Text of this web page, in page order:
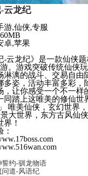
云龙纪
游,仙侠,专服
卓,苹果
-云龙纪》是一款仙侠
。游戏突破传统仙侠
淋漓的战斗、交易自由
多姿，活动丰富多彩，
，让你感受一个不一样
同踏上这唯美的修仙世
唯美仙侠，玄幻世界
景大世界，东方古风仙
！
誓约-驯龙物语
问道-风语纪